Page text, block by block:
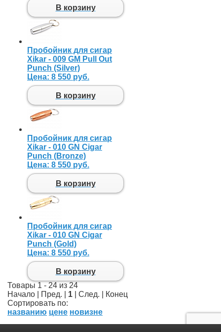
В корзину
Пробойник для сигар
Xikar - 009 GM Pull Out
Punch (Silver)
Цена: 8 550 руб.
В корзину
Пробойник для сигар
Xikar - 010 GN Cigar
Punch (Bronze)
Цена: 8 550 руб.
В корзину
Пробойник для сигар
Xikar - 010 GN Cigar
Punch (Gold)
Цена: 8 550 руб.
В корзину
Товары 1 - 24 из 24
Начало | Пред. | 1 | След. | Конец
Сортировать по:
названию цене новизне